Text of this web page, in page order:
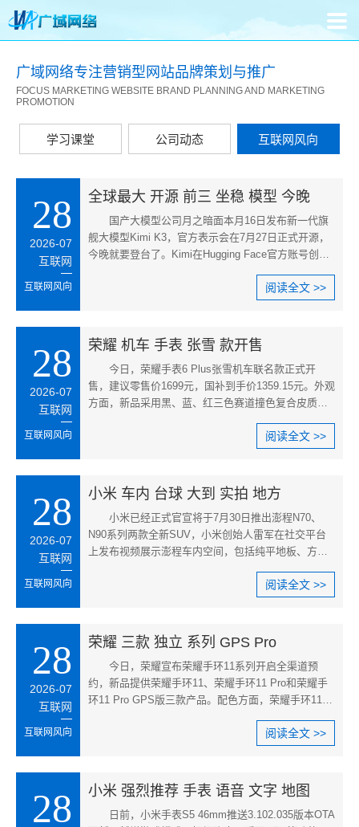
广域网络专注营销型网站品牌策划与推广
FOCUS MARKETING WEBSITE BRAND PLANNING AND MARKETING
PROMOTION
学习课堂 公司动态 互联网风向
28
2026-07
互联网
互联网风向
全球最大 开源 前三 坐稳 模型 今晚
国产大模型公司月之暗面本月16日发布新一代旗
舰大模型Kimi K3，官方表示会在7月27日正式开源，
今晚就要登台了。Kimi在Hugging Face官方账号创建
阅读全文 >>
28
2026-07
互联网
互联网风向
荣耀 机车 手表 张雪 款开售
今日，荣耀手表6 Plus张雪机车联名款正式开
售，建议零售价1699元，国补到手价1359.15元。外观
方面，新品采用黑、蓝、红三色赛道撞色复合皮质表
阅读全文 >>
28
2026-07
互联网
互联网风向
小米 车内 台球 大到 实拍 地方
小米已经正式官宣将于7月30日推出澎程N70、
N90系列两款全新SUV，小米创始人雷军在社交平台
上发布视频展示澎程车内空间，包括纯平地板、方正
阅读全文 >>
28
2026-07
互联网
互联网风向
荣耀 三款 独立 系列 GPS Pro
今日，荣耀宣布荣耀手环11系列开启全渠道预
约，新品提供荣耀手环11、荣耀手环11 Pro和荣耀手
环11 Pro GPS版三款产品。配色方面，荣耀手环11提
阅读全文 >>
28 小米 强烈推荐 手表 语音 文字 地图
日前，小米手表S5 46mm推送3.102.035版本OTA